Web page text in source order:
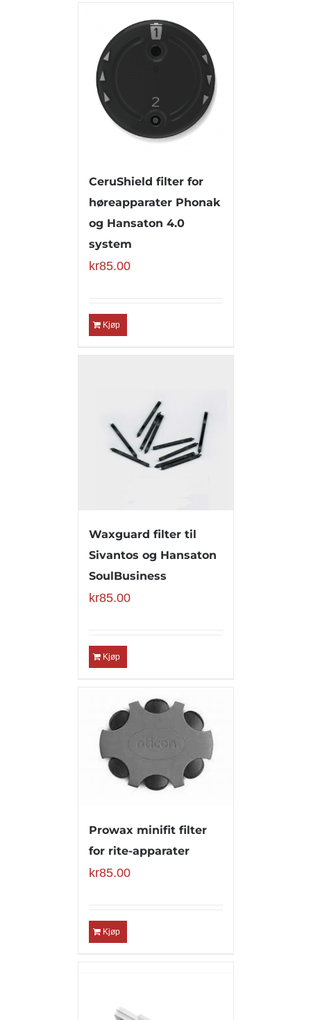
CeruShield filter for
høreapparater Phonak
og Hansaton 4.0
system
kr85.00
Kjøp
Waxguard filter til
Sivantos og Hansaton
SoulBusiness
kr85.00
Kjøp
Prowax minifit filter
for rite-apparater
kr85.00
Kjøp